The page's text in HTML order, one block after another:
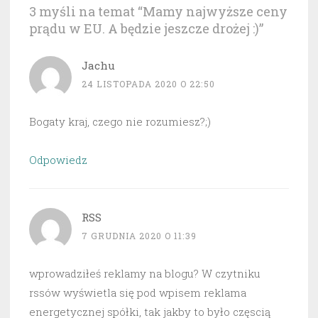
3 myśli na temat “Mamy najwyższe ceny
prądu w EU. A będzie jeszcze drożej :)”
Jachu
24 LISTOPADA 2020 O 22:50
Bogaty kraj, czego nie rozumiesz?;)
Odpowiedz
RSS
7 GRUDNIA 2020 O 11:39
wprowadziłeś reklamy na blogu? W czytniku
rssów wyświetla się pod wpisem reklama
energetycznej spółki, tak jakby to było częscią